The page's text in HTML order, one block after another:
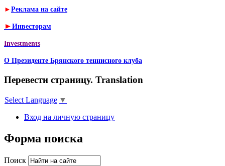
► Реклама на сайте
► Инвесторам
Investments
О Президенте Брянского теннисного клуба
Перевести страницу. Translation
Select Language ▼
Вход на личную страницу
Форма поиска
Поиск